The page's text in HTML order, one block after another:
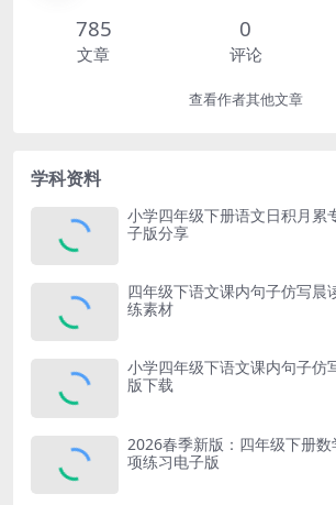
785
文章
0
评论
查看作者其他文章
学科资料
小学四年级下册语文日积月累
子版分享
四年级下语文课内句子仿写晨
练素材
小学四年级下语文课内句子仿
版下载
2026春季新版：四年级下册
项练习电子版